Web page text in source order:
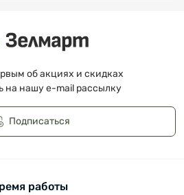
об акциях и скидках
на нашу e-mail рассылку
Подписаться
работы